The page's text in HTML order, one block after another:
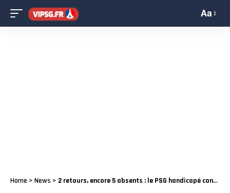
Aa
Home > News > 2 retours, encore 5 absents : le PSG handicapé contre le Paris FC